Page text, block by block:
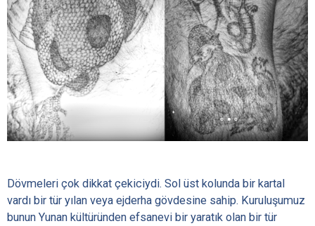
Dövmeleri çok dikkat çekiciydi. Sol üst kolunda bir kartal
vardı bir tür yılan veya ejderha gövdesine sahip. Kuruluşumuz
bunun Yunan kültüründen efsanevi bir yaratık olan bir tür